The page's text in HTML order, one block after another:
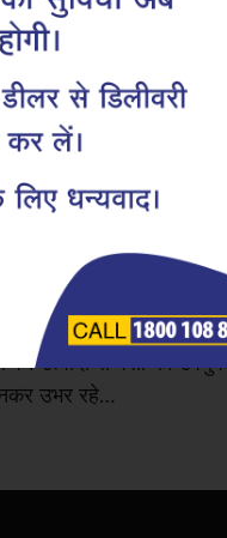
टिस्कॉन
के
है
हो रहे लगातार बदलाव और
में कुछ सकारात्मक
तक, हर कोई
उत्पादों से पैसों का
उभर रहे…